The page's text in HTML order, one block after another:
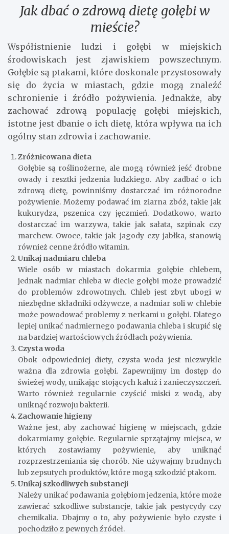
Jak dbać o zdrową dietę gołębi w
mieście?
Współistnienie ludzi i gołębi w miejskich
środowiskach jest zjawiskiem powszechnym.
Gołębie są ptakami, które doskonale przystosowały
się do życia w miastach, gdzie mogą znaleźć
schronienie i źródło pożywienia. Jednakże, aby
zachować zdrową populację gołębi miejskich,
istotne jest dbanie o ich dietę, która wpływa na ich
ogólny stan zdrowia i zachowanie.
Zróżnicowana dieta
Gołębie są roślinożerne, ale mogą również jeść drobne
owady i resztki jedzenia ludzkiego. Aby zadbać o ich
zdrową dietę, powinniśmy dostarczać im różnorodne
pożywienie. Możemy podawać im ziarna zbóż, takie jak
kukurydza, pszenica czy jęczmień. Dodatkowo, warto
dostarczać im warzywa, takie jak sałata, szpinak czy
marchew. Owoce, takie jak jagody czy jabłka, stanowią
również cenne źródło witamin.
Unikaj nadmiaru chleba
Wiele osób w miastach dokarmia gołębie chlebem,
jednak nadmiar chleba w diecie gołębi może prowadzić
do problemów zdrowotnych. Chleb jest zbyt ubogi w
niezbędne składniki odżywcze, a nadmiar soli w chlebie
może powodować problemy z nerkami u gołębi. Dlatego
lepiej unikać nadmiernego podawania chleba i skupić się
na bardziej wartościowych źródłach pożywienia.
Czysta woda
Obok odpowiedniej diety, czysta woda jest niezwykle
ważna dla zdrowia gołębi. Zapewnijmy im dostęp do
świeżej wody, unikając stojących kałuż i zanieczyszczeń.
Warto również regularnie czyścić miski z wodą, aby
uniknąć rozwoju bakterii.
Zachowanie higieny
Ważne jest, aby zachować higienę w miejscach, gdzie
dokarmiamy gołębie. Regularnie sprzątajmy miejsca, w
których zostawiamy pożywienie, aby uniknąć
rozprzestrzeniania się chorób. Nie używajmy brudnych
lub zepsutych produktów, które mogą szkodzić ptakom.
Unikaj szkodliwych substancji
Należy unikać podawania gołębiom jedzenia, które może
zawierać szkodliwe substancje, takie jak pestycydy czy
chemikalia. Dbajmy o to, aby pożywienie było czyste i
pochodziło z pewnych źródeł.